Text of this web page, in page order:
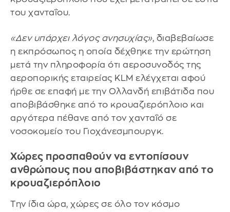
του χανταΐου.
«Δεν υπάρχει λόγος ανησυχίας», διαβεβαίωσε
η εκπρόσωπος η οποία δέχθηκε την ερώτηση
μετά την πληροφορία ότι αεροσυνοδός της
αεροπορικής εταιρείας KLM ελέγχεται αφού
ήρθε σε επαφή με την Ολλανδή επιβάτιδα που
αποβιβάσθηκε από το κρουαζιερόπλοιο και
αργότερα πέθανε από τον χανταΐό σε
νοσοκομείο του Γιοχάνεσμπουργκ.
Χώρες προσπαθούν να εντοπίσουν
ανθρώπους που αποβιβάστηκαν από το
κρουαζιερόπλοιο
Την ίδια ώρα, χώρες σε όλο τον κόσμο